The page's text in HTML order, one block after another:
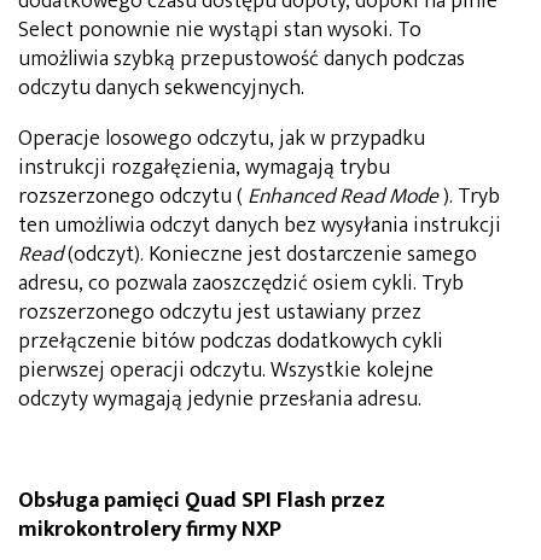
Select ponownie nie wystąpi stan wysoki. To
umożliwia szybką przepustowość danych podczas
odczytu danych sekwencyjnych.
Operacje losowego odczytu, jak w przypadku
instrukcji rozgałęzienia, wymagają trybu
rozszerzonego odczytu ( Enhanced ReadMode). Tryb
ten umożliwia odczyt danych bez wysyłania instrukcji
Read(odczyt). Konieczne jest dostarczenie samego
adresu, co pozwala zaoszczędzić osiem cykli. Tryb
rozszerzonego odczytu jest ustawiany przez
przełączenie bitów podczas dodatkowych cykli
pierwszej operacji odczytu. Wszystkie kolejne
odczyty wymagają jedynie przesłania adresu.
Obsługa pamięci Quad SPI Flash przez
mikrokontrolery firmy NXP